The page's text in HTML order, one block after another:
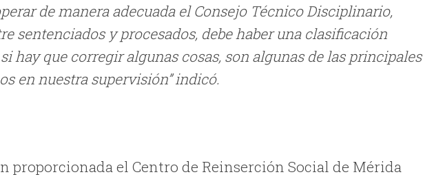
de manera adecuada el Consejo Técnico Disciplinario,
sentenciados y procesados, debe haber una clasificación
hay que corregir algunas cosas, son algunas de las principales
en nuestra supervisión” indicó.
proporcionada el Centro de Reinserción Social de Mérida